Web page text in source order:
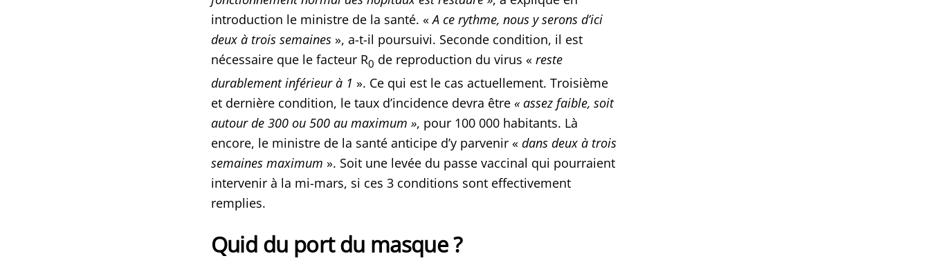
introduction le ministre de la santé. «A ce rythme, nous y serons d’ici
deux à trois semaines», a-t-il poursuivi. Seconde condition, il est
nécessaire que le facteur R0 de reproduction du virus « reste
durablement inférieur à 1 ». Ce qui est le cas actuellement. Troisième
et dernière condition, le taux d’incidence devra être « assez faible, soit
autour de 300 ou 500 au maximum », pour 100 000 habitants. Là
encore, le ministre de la santé anticipe d’y parvenir « dans deux à trois
semaines maximum ». Soit une levée du passe vaccinal qui pourraient
intervenir à la mi-mars, si ces 3 conditions sont effectivement
remplies.
Quid du port du masque ?